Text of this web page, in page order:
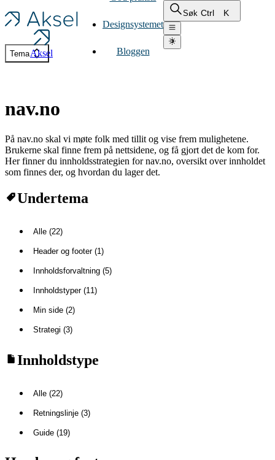
Aksel
Designsystemet
Bloggen
Søk Ctrl K
Tema
nav.no
På nav.no skal vi møte folk med tillit og vise frem mulighetene.
Brukerne skal finne frem på nettsidene, og få gjort det de kom for.
Her finner du innholdsstrategien for nav.no, oversikt over innholdet
som finnes der, og hvordan du lager det.
Undertema
Alle (22)
Header og footer (1)
Innholdsforvaltning (5)
Innholdstyper (11)
Min side (2)
Strategi (3)
Innholdstype
Alle (22)
Retningslinje (3)
Guide (19)